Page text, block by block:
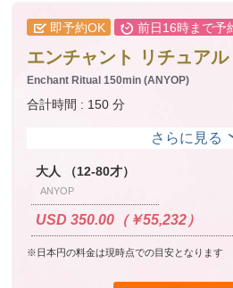
即予約OK 前日16時まで予
エンチャント リチュア
Enchant Ritual 150min (ANYOP)
合計時間 : 150 分
大人 （12-80才）
ANYOP
USD 350.00（￥55,232）
※日本円の料金は現時点での目安となります